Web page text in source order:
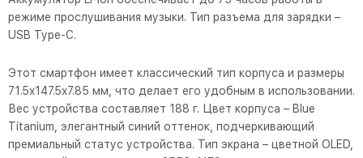
режиме прослушивания музыки. Тип разъема для зарядки –
USB Type-C.
Этот смартфон имеет классический тип корпуса и размеры
71.5x147.5x7.85 мм, что делает его удобным в использовании.
Вес устройства составляет 188 г. Цвет корпуса – Blue
Titanium, элегантный синий оттенок, подчеркивающий
премиальный статус устройства. Тип экрана – цветной OLED,